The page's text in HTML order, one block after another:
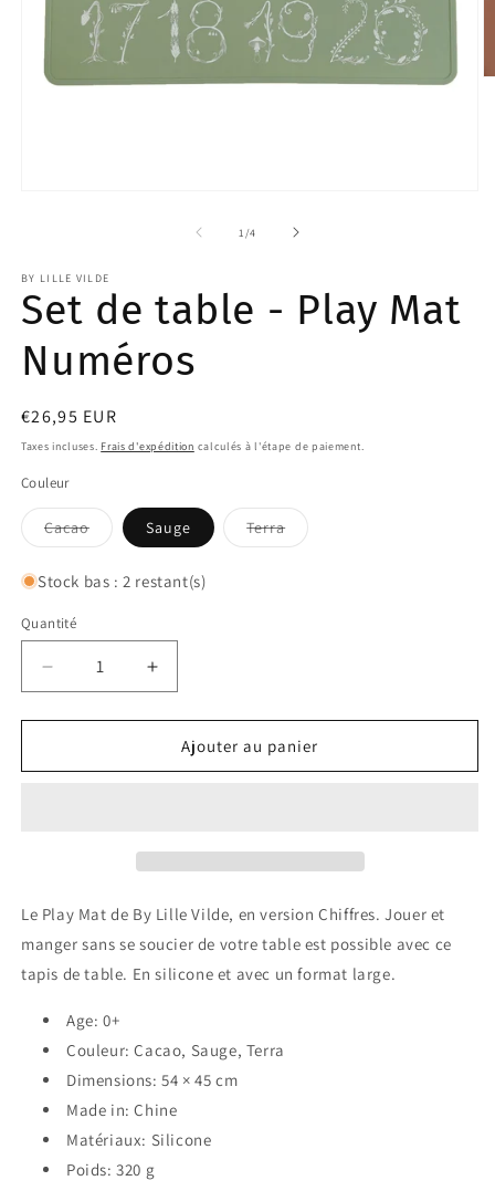
une
fenêtre
modale
1/de
4
BY LILLE VILDE
Set de table - Play Mat
Numéros
Prix
habituel
€26,95 EUR
Taxes incluses. Frais d'expédition calculés à l'étape de paiement.
Couleur
CacaoVariante
épuisée
indisponible
Sauge TerraVariante
épuisée
Stock bas : 2 restant(s)
Quantité
Quantité
Réduire
la
quantité
Set
Numéros
Augmenter
la
quantité
Set
Numéros
Ajouter au panier
Le Play Mat de By Lille Vilde, en version Chiffres. Jouer et
manger sans se soucier de votre table est possible avec ce
tapis de table. En silicone et avec un format large.
Age: 0+
Couleur: Cacao, Sauge, Terra
Dimensions: 54 × 45 cm
Made in: Chine
Matériaux: Silicone
Poids: 320 g